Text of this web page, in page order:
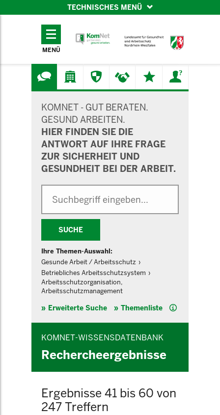
TECHNISCHES MENÜ
TECHNISCHES
MENÜ
KOMNET - GUT BERATEN.
GESUND ARBEITEN.
HIER FINDEN SIE DIE
ANTWORT AUF IHRE FRAGE
ZUR SICHERHEIT UND
GESUNDHEIT BEI DER ARBEIT.
SUCHE
Ihre Themen-Auswahl:
Gesunde Arbeit / Arbeitsschutz
Betriebliches Arbeitsschutzsystem
Arbeitsschutzorganisation,
Arbeitsschutzmanagement
Erweiterte Suche Themenliste Hilfe
KOMNET-WISSENSDATENBANK
Rechercheergebnisse
Ergebnisse 41 bis 60 von
247 Treffern